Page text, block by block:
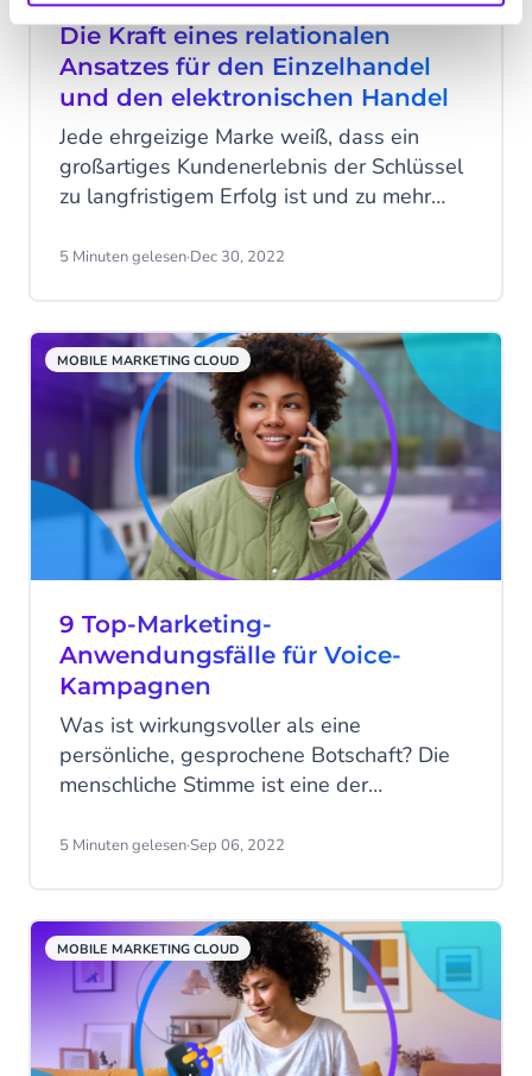
Die Kraft eines relationalen
Ansatzes für den Einzelhandel
und den elektronischen Handel
Jede ehrgeizige Marke weiß, dass ein
großartiges Kundenerlebnis der Schlüssel
zu langfristigem Erfolg ist und zu mehr
Umfrage von Qualtrics ergeben, dass 94
Doch nicht jedes Unternehmen weiß, wie
es den Ansatz entwickelt und umsetzt, der
ihm hilft, seine Ziele zu erreichen.
5 Minuten gelesen·Dec 30, 2022
MOBILE MARKETING CLOUD
9 Top-Marketing-
Anwendungsfälle für Voice-
Kampagnen
Was ist wirkungsvoller als eine
persönliche, gesprochene Botschaft? Die
menschliche Stimme ist eine der
Kunden, Unterstützern und Mitarbeitern
Mit Sprachkampagnen können Sie
Menschen effektiv erreichen, das
Engagement und die Reichweite steigern
und gleichzeitig die Kosten kontrollieren.
5 Minuten gelesen·Sep 06, 2022
MOBILE MARKETING CLOUD